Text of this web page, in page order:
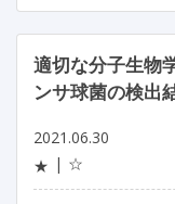
適切な分子生物
ンサ球菌の検出
2021.06.30
★
☆